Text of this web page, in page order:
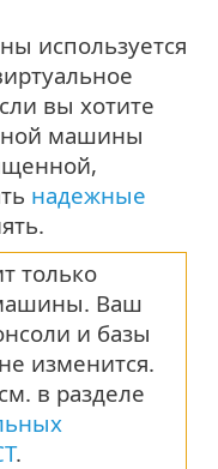
используется
вы хотите
машины
надежные
только
Ваш
и базы
изменится.
в разделе
.